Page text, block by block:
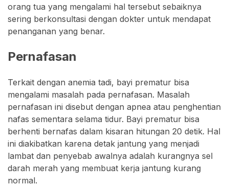
orang tua yang mengalami hal tersebut sebaiknya
sering berkonsultasi dengan dokter untuk mendapat
penanganan yang benar.
Pernafasan
Terkait dengan anemia tadi, bayi prematur bisa
mengalami masalah pada pernafasan. Masalah
pernafasan ini disebut dengan apnea atau penghentian
nafas sementara selama tidur. Bayi prematur bisa
berhenti bernafas dalam kisaran hitungan 20 detik. Hal
ini diakibatkan karena detak jantung yang menjadi
lambat dan penyebab awalnya adalah kurangnya sel
darah merah yang membuat kerja jantung kurang
normal.